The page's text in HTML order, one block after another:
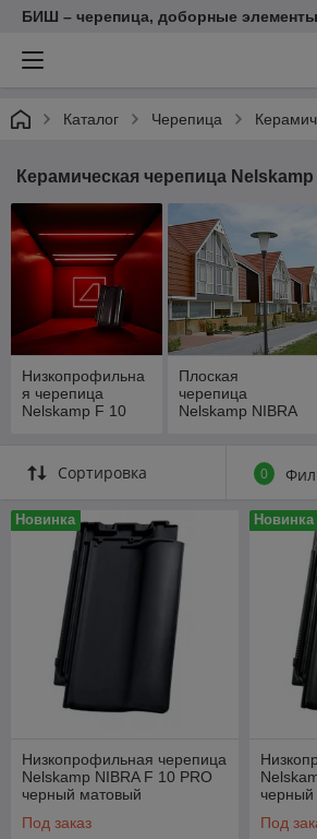
БИШ – черепица, доборные
Каталог Черепица
Керамическая черепица
Низкопрофильна
я черепица
Nelskamp F 10
Плоская
черепица
Nelskamp NIBRA
Сортировка 0
Новинка
Низкопрофильная черепица
Nelskamp NIBRA F 10 PRO
черный матовый
Под заказ
Новинка
черный
Под